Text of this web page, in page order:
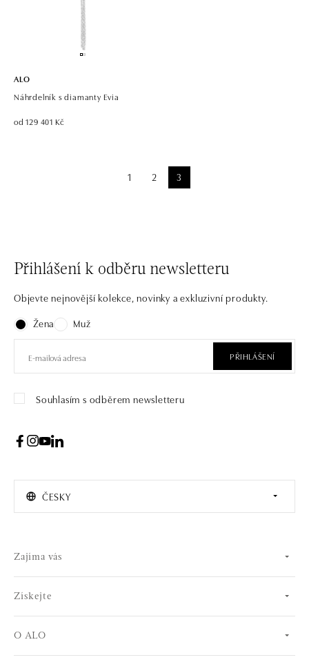
ALO
Náhrdelník s diamanty Evia
od 129 401 Kč
1 2 3
Přihlášení k odběru newsletteru
Objevte nejnovější kolekce, novinky a exkluzivní produkty.
Žena
Muž
PŘIHLÁŠENÍ
Souhlasím s odběrem newsletteru
ČESKY
Zajíma vás
Získejte
O ALO